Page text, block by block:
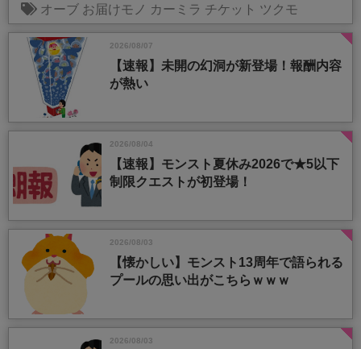
オーブ お届けモノ カーミラ チケット ツクモ
2026/08/07
【速報】未開の幻洞が新登場！報酬内容
が熱い
2026/08/04
【速報】モンスト夏休み2026で★5以下
制限クエストが初登場！
2026/08/03
【懐かしい】モンスト13周年で語られる
プールの思い出がこちらｗｗｗ
2026/08/03